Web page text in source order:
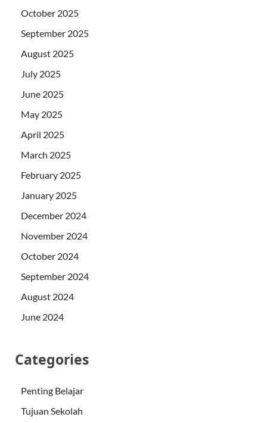
October 2025
September 2025
August 2025
July 2025
June 2025
May 2025
April 2025
March 2025
February 2025
January 2025
December 2024
November 2024
October 2024
September 2024
August 2024
June 2024
Categories
Penting Belajar
Tujuan Sekolah